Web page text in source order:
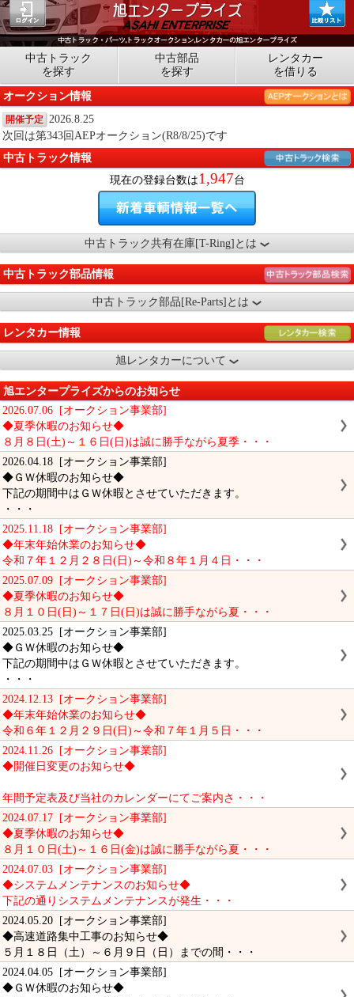
中古トラック
を探す
中古部品
を探す
レンタカー
を借りる
オークション情報
開催予定
2026.8.25
次回は第343回AEPオークション(R8/8/25)です
中古トラック情報
現在の登録台数は1,947台
中古トラック共有在庫[T-Ring]とは
中古トラック部品情報
中古トラック部品[Re-Parts]とは
レンタカー情報
旭レンタカーについて
旭エンタープライズからのお知らせ
2026.07.06 [オークション事業部]
◆夏季休暇のお知らせ◆
８月８日(土)～１６日(日)は誠に勝手ながら夏季・・・
2026.04.18 [オークション事業部]
◆ＧＷ休暇のお知らせ◆
下記の期間中はＧＷ休暇とさせていただきます。
・・・
2025.11.18 [オークション事業部]
◆年末年始休業のお知らせ◆
令和７年１２月２８日(日)～令和８年１月４日・・・
2025.07.09 [オークション事業部]
◆夏季休暇のお知らせ◆
８月１０日(日)～１７日(日)は誠に勝手ながら夏・・・
2025.03.25 [オークション事業部]
◆ＧＷ休暇のお知らせ◆
下記の期間中はＧＷ休暇とさせていただきます。
・・・
2024.12.13 [オークション事業部]
◆年末年始休業のお知らせ◆
令和６年１２月２９日(日)～令和７年１月５日・・・
2024.11.26 [オークション事業部]
◆開催日変更のお知らせ◆
年間予定表及び当社のカレンダーにてご案内さ・・・
2024.07.17 [オークション事業部]
◆夏季休暇のお知らせ◆
８月１０日(土)～１６日(金)は誠に勝手ながら夏・・・
2024.07.03 [オークション事業部]
◆システムメンテナンスのお知らせ◆
下記の通りシステムメンテナンスが発生・・・
2024.05.20 [オークション事業部]
◆高速道路集中工事のお知らせ◆
５月１８日（土）～６月９日（日）までの間・・・
2024.04.05 [オークション事業部]
◆ＧＷ休暇のお知らせ◆